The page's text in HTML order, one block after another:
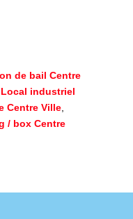
de bail Centre
industriel
Centre Ville
/ box Centre